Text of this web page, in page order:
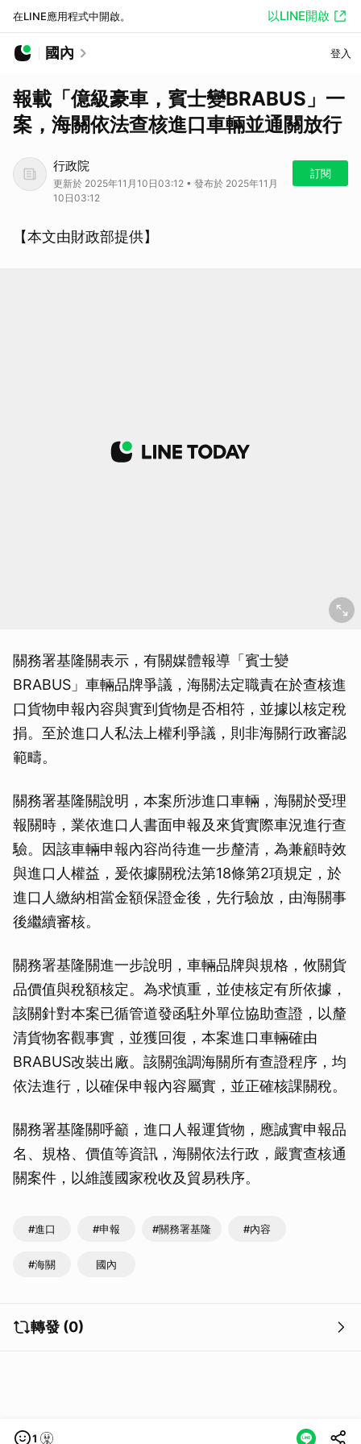
在LINE應用程式中開啟。 以LINE開啟
國內 登入
報載「億級豪車，賓士變BRABUS」一
案，海關依法查核進口車輛並通關放行
行政院
更新於 2025年11月10日03:12 • 發布於 2025年11月
10日03:12
訂閱
【本文由財政部提供】
關務署基隆關表示，有關媒體報導「賓士變
BRABUS」車輛品牌爭議，海關法定職責在於查核進
口貨物申報內容與實到貨物是否相符，並據以核定稅
捐。至於進口人私法上權利爭議，則非海關行政審認
範疇。
關務署基隆關說明，本案所涉進口車輛，海關於受理
報關時，業依進口人書面申報及來貨實際車況進行查
驗。因該車輛申報內容尚待進一步釐清，為兼顧時效
與進口人權益，爰依據關稅法第18條第2項規定，於
進口人繳納相當金額保證金後，先行驗放，由海關事
後繼續審核。
關務署基隆關進一步說明，車輛品牌與規格，攸關貨
品價值與稅額核定。為求慎重，並使核定有所依據，
該關針對本案已循管道發函駐外單位協助查證，以釐
清貨物客觀事實，並獲回復，本案進口車輛確由
BRABUS改裝出廠。該關強調海關所有查證程序，均
依法進行，以確保申報內容屬實，並正確核課關稅。
關務署基隆關呼籲，進口人報運貨物，應誠實申報品
名、規格、價值等資訊，海關依法行政，嚴實查核通
關案件，以維護國家稅收及貿易秩序。
#進口 #申報 #關務署基隆 #內容
#海關 國內
轉發 (0)
1
取消